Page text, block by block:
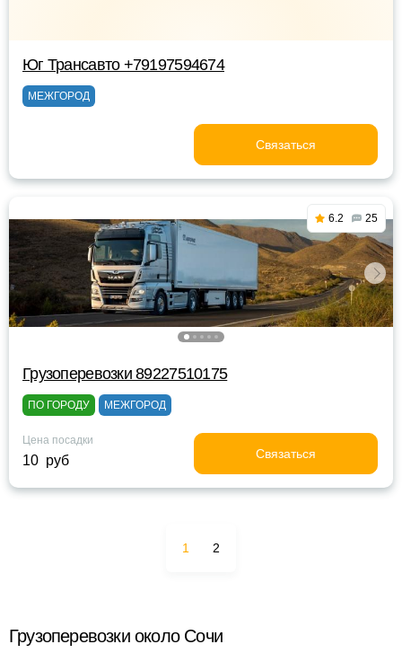
Юг Трансавто +79197594674
МЕЖГОРОД
Связаться
6.2 25
Грузоперевозки 89227510175
ПО ГОРОДУ МЕЖГОРОД
Цена посадки
10 руб Связаться
1 2
Грузоперевозки около Сочи